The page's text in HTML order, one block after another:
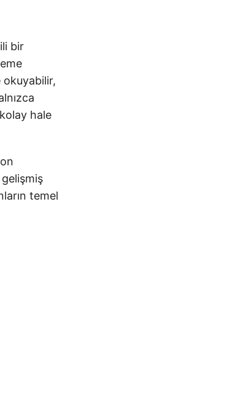
bir
okuyabilir,
hale
temel